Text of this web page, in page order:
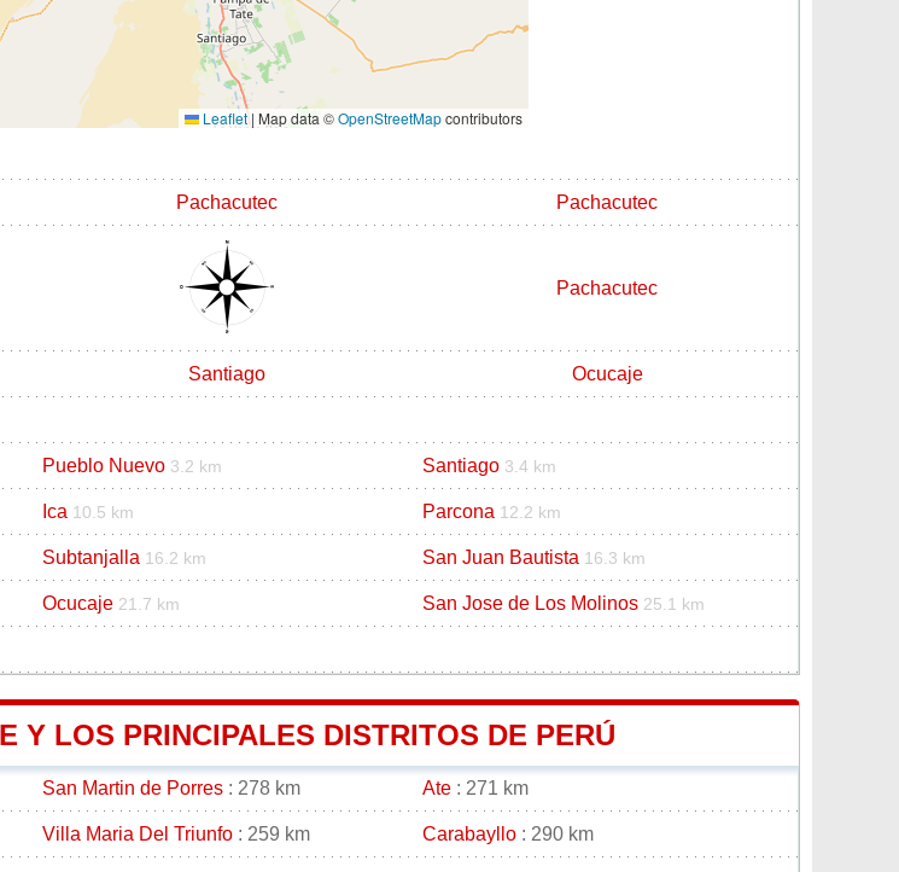
Leaflet | Map data ©OpenStreetMapcontributors
Pachacutec Pachacutec
Pachacutec
Santiago Ocucaje
Pueblo Nuevo 3.2 km Santiago 3.4 km
Ica 10.5 km Parcona 12.2 km
Subtanjalla 16.2 km San Juan Bautista 16.3 km
Ocucaje 21.7 km San Jose de Los Molinos 25.1 km
Y LOS PRINCIPALES DISTRITOS DE PERÚ
San Martin de Porres : 278 km Ate : 271 km
Villa Maria Del Triunfo : 259 km Carabayllo : 290 km